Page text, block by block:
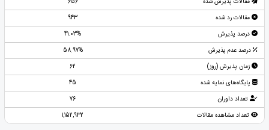
مقالات رد شده
943
درصد پذیرش
41.03%
درصد عدم پذیرش
58.97%
زمان پذیرش (روز)
62
پایگاه‌های نمایه شده
45
تعداد داوران
76
تعداد مشاهده مقالات
1,152,932